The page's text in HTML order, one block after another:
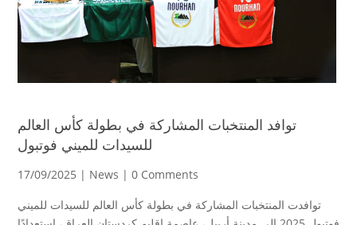
توافد المنتخبات المشاركة في بطولة كأس العالم
للسيدات للميني فوتبول
17/09/2025 | News | 0 Comments
توافدت المنتخبات المشاركة في بطولة كأس العالم للسيدات للميني